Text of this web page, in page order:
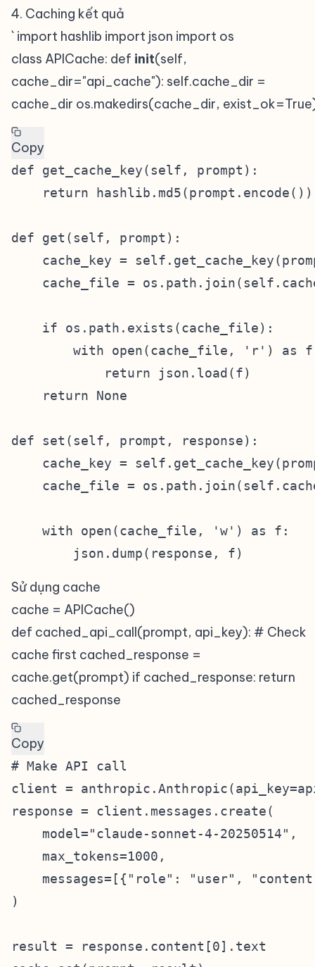
4. Caching kết quả
` import hashlib import json import os
class APICache: def init(self,
cache_dir="api_cache"): self.cache_dir =
cache_dir os.makedirs(cache_dir,
Copy
def get_cache_key(self, prompt):
return
def get(self, prompt):
cache_key =
cache_file =
    if os.path.exists(cache_file):
with open(cache_file, 'r') as
            return json.load(f)
    return None
def set(self, prompt, response):
cache_key =
cache_file =
    with open(cache_file, 'w') as f:
Sử dụng cache
cache = APICache()
def cached_api_call(prompt, api_key): # Check
cache first cached_response =
cache.get(prompt) if cached_response: return
cached_response
Copy
# Make API call
client =
response = client.messages.create(
    model="claude-sonnet-4-20250514",
    max_tokens=1000,
messages=[{"role": "user",
)
result = response.content[0].text